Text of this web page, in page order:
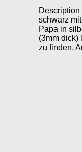
schwarz
Papa in
(3mm dick)
zu finden.